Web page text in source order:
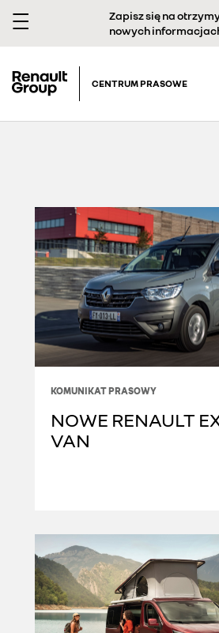
Zapisz się na
nowych
CENTRUM PRASOWE
KOMUNIKAT PRASOWY
NOWE RENAULT
VAN